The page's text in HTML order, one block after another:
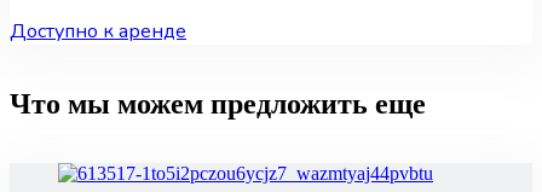
Доступно к аренде
Что мы можем предложить еще